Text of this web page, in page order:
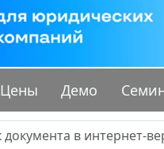
Цены Демо